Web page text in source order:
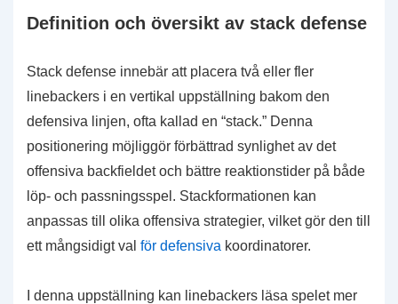
Definition och översikt av stack defense
Stack defense innebär att placera två eller fler
linebackers i en vertikal uppställning bakom den
defensiva linjen, ofta kallad en “stack.” Denna
positionering möjliggör förbättrad synlighet av det
offensiva backfieldet och bättre reaktionstider på både
löp- och passningsspel. Stackformationen kan
anpassas till olika offensiva strategier, vilket gör den till
ett mångsidigt val för defensiva koordinatorer.
I denna uppställning kan linebackers läsa spelet mer